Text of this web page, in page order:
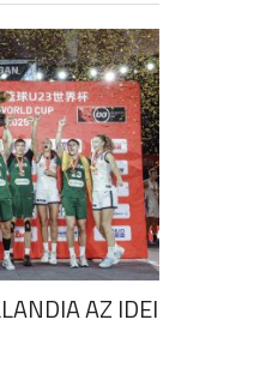
AZ IDEI